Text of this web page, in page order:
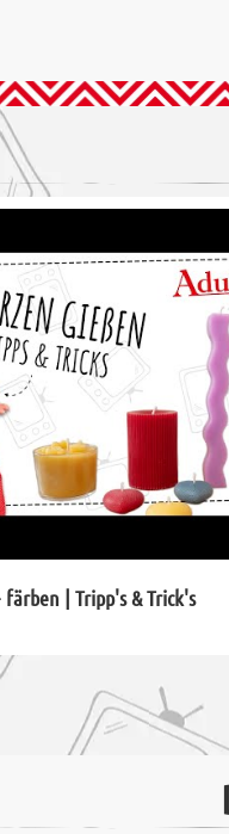
| Tripp's & Trick's